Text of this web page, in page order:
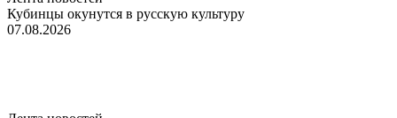
Кубинцы окунутся в русскую культуру
07.08.2026